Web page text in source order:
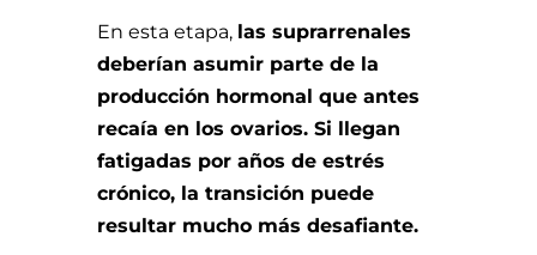
En esta etapa, las suprarrenales
deberían asumir parte de la
producción hormonal que antes
recaía en los ovarios. Si llegan
fatigadas por años de estrés
crónico, la transición puede
resultar mucho más desafiante.